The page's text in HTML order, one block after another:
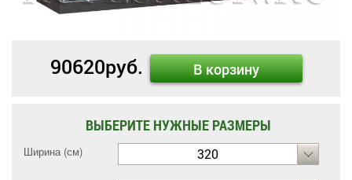
90620руб. В корзину
ВЫБЕРИТЕ НУЖНЫЕ РАЗМЕРЫ
Ширина (см) 320